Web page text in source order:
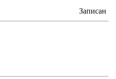
Записан